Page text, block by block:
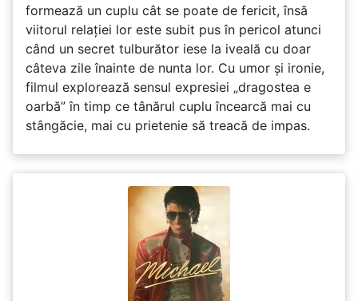
formează un cuplu cât se poate de fericit, însă
viitorul relației lor este subit pus în pericol atunci
când un secret tulburător iese la iveală cu doar
câteva zile înainte de nunta lor. Cu umor și ironie,
filmul explorează sensul expresiei „dragostea e
oarbă” în timp ce tânărul cuplu încearcă mai cu
stângăcie, mai cu prietenie să treacă de impas.